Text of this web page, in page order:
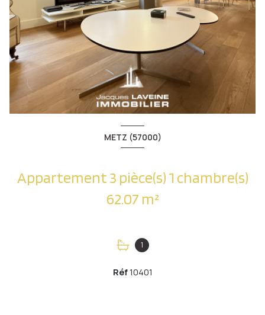
METZ (57000)
Appartement 3 pièce(s) 1 chambre(s)
62.07 m²
1
Réf10401